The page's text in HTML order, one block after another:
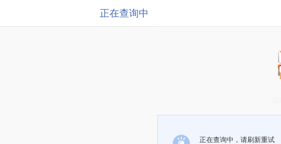
正在查询中
正在查询中，请刷新重试